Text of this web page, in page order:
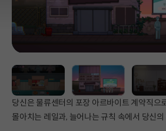
당신은 물류센터의 포장 아르바이트 계약직으
몰아치는 레일과, 늘어나는 규칙 속에서 당신